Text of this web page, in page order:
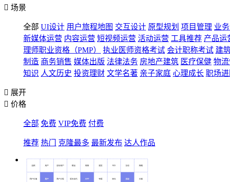
 场景
全部 UI设计 用户旅程地图 交互设计 原型规划 项目管理 业
新媒体运营 内容运营 短视频运营 活动运营 工具推荐 产品运
理师职业资格（PMP）
执业医师资格考试 会计职称考试 建
制造 商务销售 媒体出版 法律法务 房地产建筑 医疗保健 物
知识 人文历史 投资理财 文学名著 亲子家庭 心理成长 职场
 展开
 价格
全部 免费 VIP免费 付费
推荐 热门 克隆最多 最新发布 达人作品